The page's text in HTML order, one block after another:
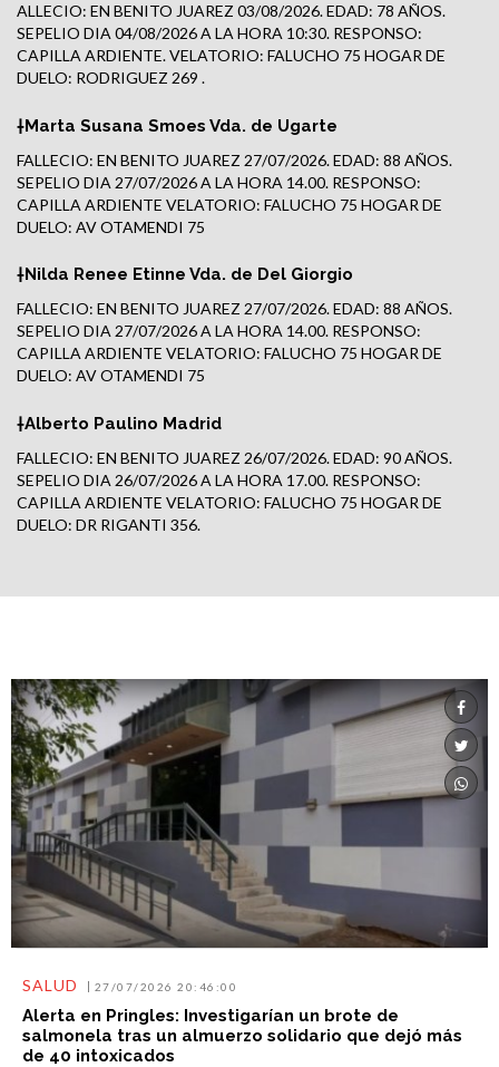
ALLECIO: EN BENITO JUAREZ 03/08/2026. EDAD: 78 AÑOS.
SEPELIO DIA 04/08/2026 A LA HORA 10:30. RESPONSO:
CAPILLA ARDIENTE. VELATORIO: FALUCHO 75 HOGAR DE
DUELO: RODRIGUEZ 269 .
†Marta Susana Smoes Vda. de Ugarte
FALLECIO: EN BENITO JUAREZ 27/07/2026. EDAD: 88 AÑOS.
SEPELIO DIA 27/07/2026 A LA HORA 14.00. RESPONSO:
CAPILLA ARDIENTE VELATORIO: FALUCHO 75 HOGAR DE
DUELO: AV OTAMENDI 75
†Nilda Renee Etinne Vda. de Del Giorgio
FALLECIO: EN BENITO JUAREZ 27/07/2026. EDAD: 88 AÑOS.
SEPELIO DIA 27/07/2026 A LA HORA 14.00. RESPONSO:
CAPILLA ARDIENTE VELATORIO: FALUCHO 75 HOGAR DE
DUELO: AV OTAMENDI 75
†Alberto Paulino Madrid
FALLECIO: EN BENITO JUAREZ 26/07/2026. EDAD: 90 AÑOS.
SEPELIO DIA 26/07/2026 A LA HORA 17.00. RESPONSO:
CAPILLA ARDIENTE VELATORIO: FALUCHO 75 HOGAR DE
DUELO: DR RIGANTI 356.
SALUD 27/07/2026 20:46:00
Alerta en Pringles: Investigarían un brote de
salmonela tras un almuerzo solidario que dejó más
de 40 intoxicados